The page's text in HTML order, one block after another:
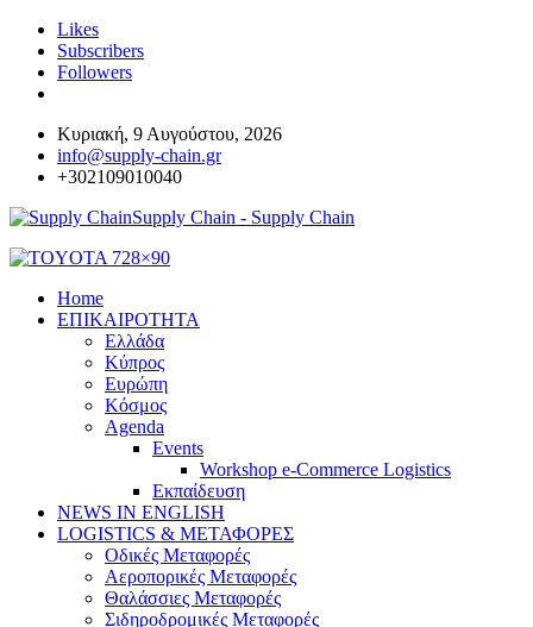
Likes
Subscribers
Followers
Κυριακή, 9 Αυγούστου, 2026
info@supply-chain.gr
+302109010040
Supply Chain - Supply Chain
Home
ΕΠΙΚΑΙΡΟΤΗΤΑ
Ελλάδα
Κύπρος
Ευρώπη
Κόσμος
Agenda
Events
Workshop e-Commerce Logistics
Εκπαίδευση
NEWS IN ENGLISH
LOGISTICS & ΜΕΤΑΦΟΡΕΣ
Οδικές Μεταφορές
Αεροπορικές Μεταφορές
Θαλάσσιες Μεταφορές
Σιδηροδρομικές Μεταφορές